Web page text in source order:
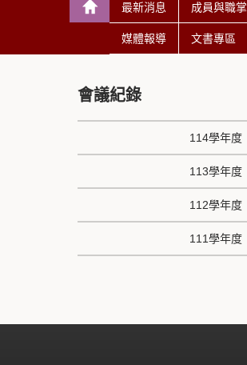
最新消息 成員與職掌
媒體報導 文書專區
會議紀錄
114學年度
113學年度
112學年度
111學年度